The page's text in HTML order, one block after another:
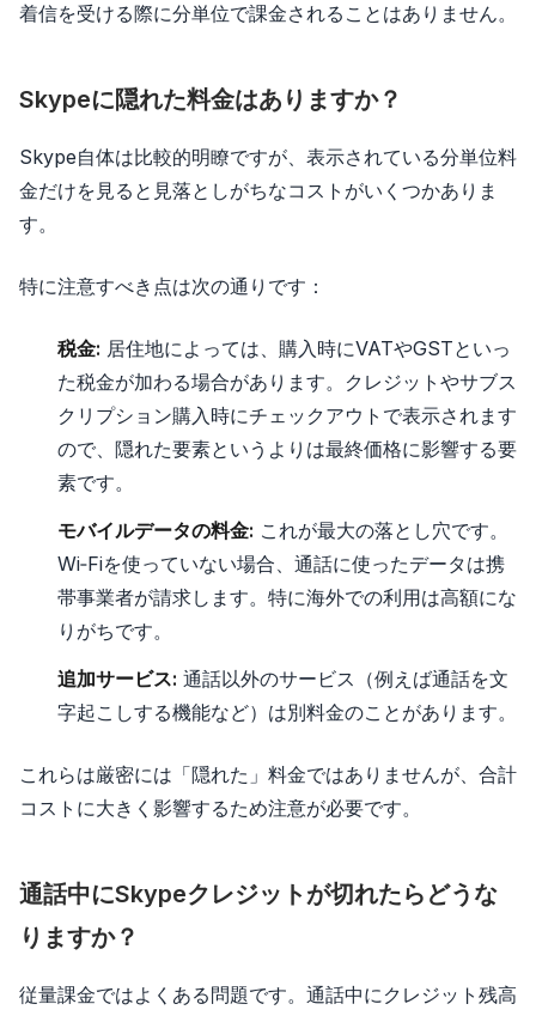
着信を受ける際に分単位で課金されることはありません。
Skypeに隠れた料金はありますか？
Skype自体は比較的明瞭ですが、表示されている分単位料
金だけを見ると見落としがちなコストがいくつかありま
す。
特に注意すべき点は次の通りです：
税金: 居住地によっては、購入時にVATやGSTといっ
た税金が加わる場合があります。クレジットやサブス
クリプション購入時にチェックアウトで表示されます
ので、隠れた要素というよりは最終価格に影響する要
素です。
モバイルデータの料金: これが最大の落とし穴です。
Wi‑Fiを使っていない場合、通話に使ったデータは携
帯事業者が請求します。特に海外での利用は高額にな
りがちです。
追加サービス: 通話以外のサービス（例えば通話を文
字起こしする機能など）は別料金のことがあります。
これらは厳密には「隠れた」料金ではありませんが、合計
コストに大きく影響するため注意が必要です。
通話中にSkypeクレジットが切れたらどうな
りますか？
従量課金ではよくある問題です。通話中にクレジット残高